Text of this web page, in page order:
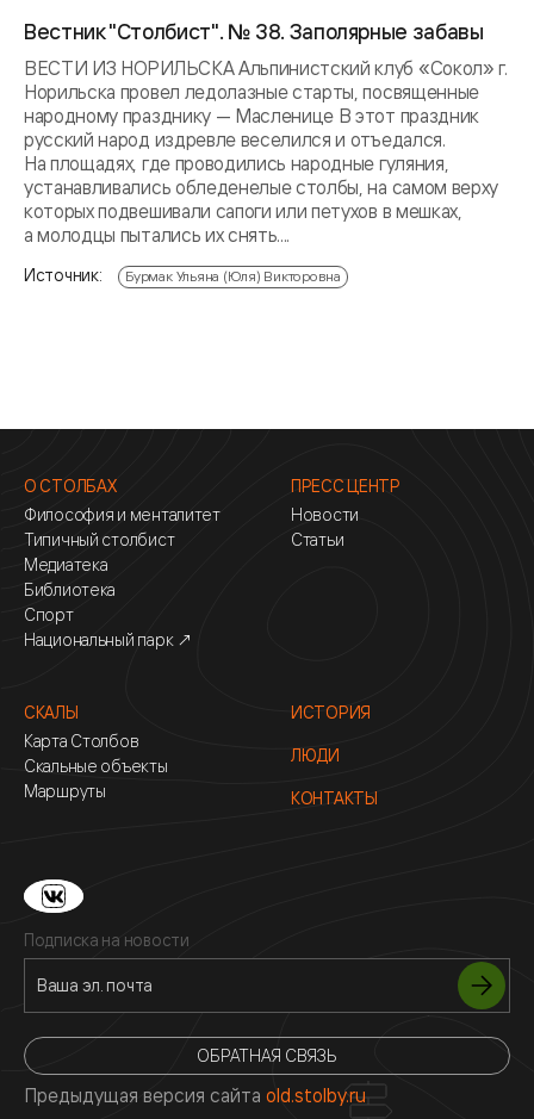
Вестник "Столбист". № 38. Заполярные забавы
ВЕСТИ ИЗ НОРИЛЬСКА Альпинистский клуб «Сокол» г.
Норильска провел ледолазные старты, посвященные
народному празднику — Масленице В этот праздник
русский народ издревле веселился и отъедался.
На площадях, где проводились народные гуляния,
устанавливались обледенелые столбы, на самом верху
которых подвешивали сапоги или петухов в мешках,
а молодцы пытались их снять....
Источник: Бурмак Ульяна (Юля) Викторовна
О СТОЛБАХ
Философия и менталитет
Типичный столбист
Медиатека
Библиотека
Спорт
Национальный парк ↗
ПРЕСС ЦЕНТР
Новости
Статьи
СКАЛЫ
Карта Столбов
Скальные объекты
Маршруты
ИСТОРИЯ
ЛЮДИ
КОНТАКТЫ
Подписка на новости
ОБРАТНАЯ СВЯЗЬ
Предыдущая версия сайта old.stolby.ru